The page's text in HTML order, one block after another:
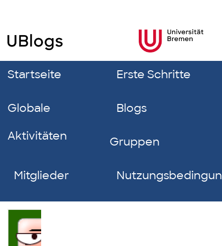
Startseite Erste Schritte
Globale
Aktivitäten
Blogs
Gruppen
Mitglieder